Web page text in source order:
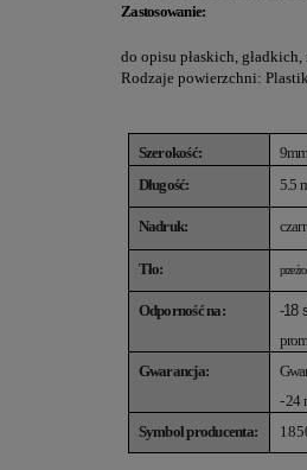
Zastosowanie:
do opisu płaskich,
Rodzaje powierzchni:
Szerokość:
Długość:
5.5
Nadruk:
Tło:
Odporność na:
-18
Gwarancja:
- 24
Symbol producenta: